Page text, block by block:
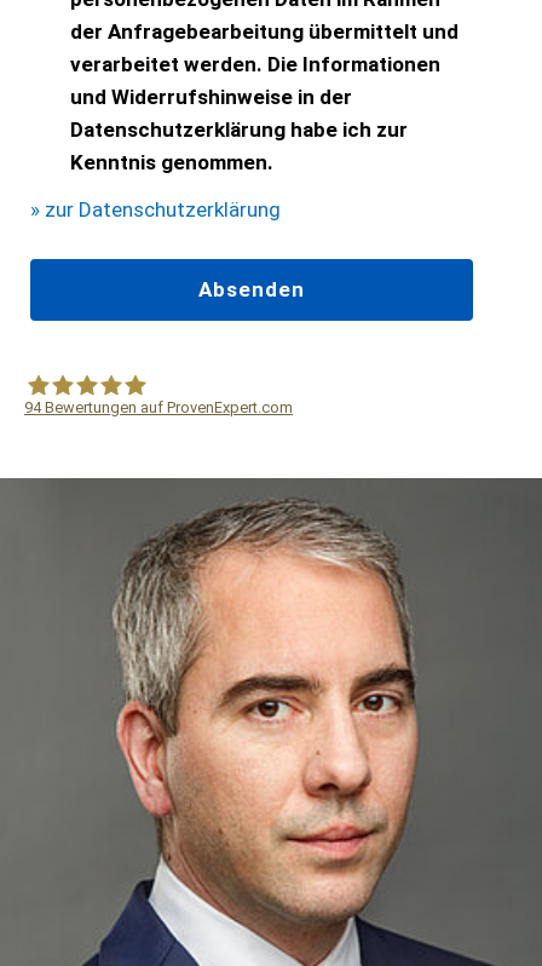
der Anfragebearbeitung übermittelt und
verarbeitet werden. Die Informationen
und Widerrufshinweise in der
Datenschutzerklärung habe ich zur
Kenntnis genommen.
» zur Datenschutzerklärung
94Bewertungen auf ProvenExpert.com